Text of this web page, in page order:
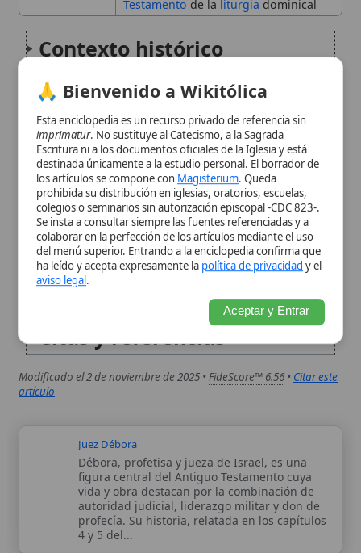
Significado teológico
Interpretación católica
Influencia patrística y
litúrgica
Legado y memoria
Citas y referencias
Modificado el 2 de noviembre de 2025 •FideScore™ 6.56•Citar este
artículo
Débora, profetisa y jueza de Israel, es una
vida y obra destacan por la combinación de
autoridad judicial, liderazgo militar y don de
profecía. Su historia, relatada en los capítulos
4 y 5 del...
Elón (en el libro bíblico de los Jueces) aparece
como un juez menor de Israel, vinculado a la
tribu de Zabulón. Su figura sostiene el ritmo
general de la época: Israel padece opresión,
clama a Dios y recibe un libertador...
Autor:
Esta enciclopedia es un recurso privado de referencia sin
Escritura ni a los documentos oficiales de la Iglesia y está
destinada únicamente a la estudio personal. El borrador de
los artículos se compone conMagisterium. Queda
colegios o seminarios sin autorización episcopal -CDC 823-.
Se insta a consultar siempre las fuentes referenciadas y a
colaborar en la perfección de los artículos mediante el uso
del menú superior. Entrando a la enciclopedia confirma que
ha leído y acepta expresamente lapolítica de privacidady el
aviso legal
Aceptar y Entrar